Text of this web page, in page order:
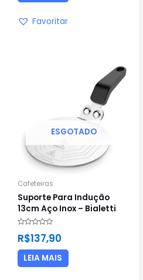
Favoritar
ESGOTADO
Cafeteiras
Suporte Para Indução
13cm Aço Inox – Bialetti
0
5
R$137,90
LEIA MAIS